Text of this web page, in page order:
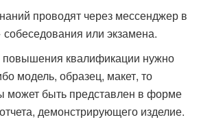
проводят через мессенджер в
или экзамена.
повышения квалификации нужно
модель, образец, макет, то
может быть представлен в форме
демонстрирующего изделие.